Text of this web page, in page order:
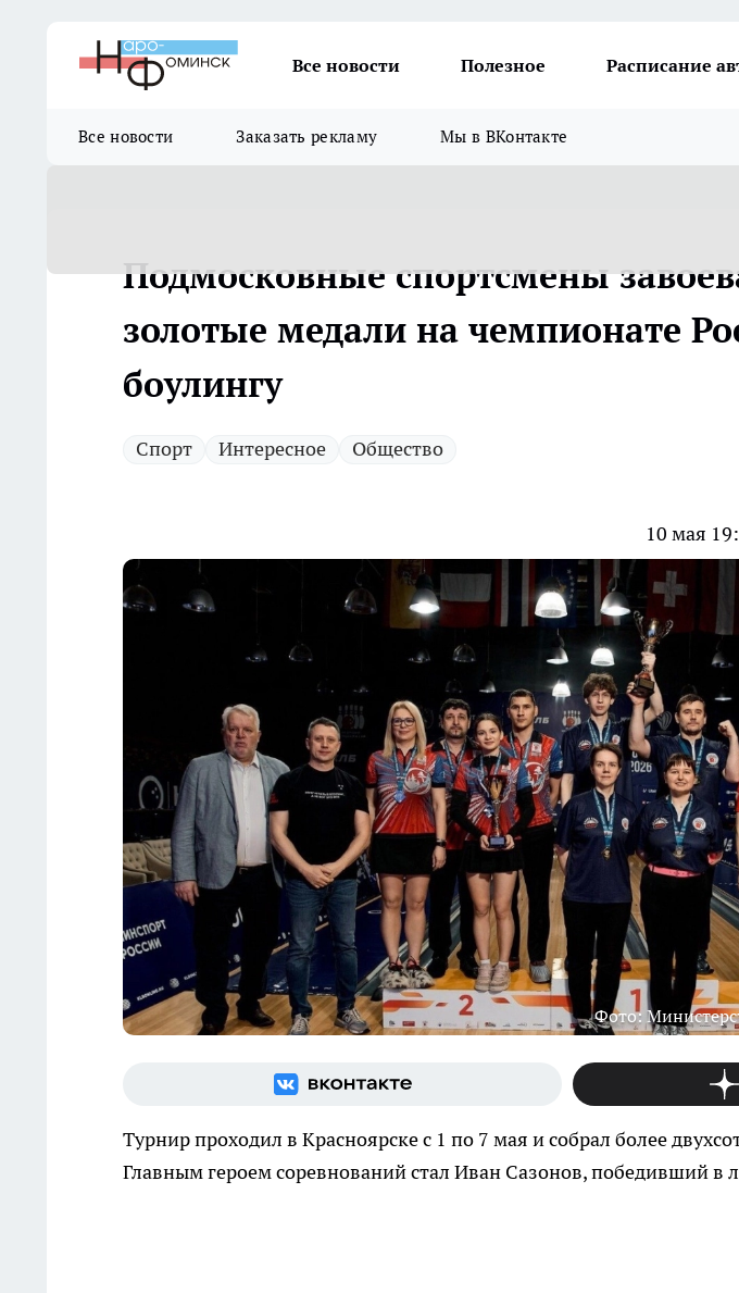
Все новости Полезное Расписание
Все новости Заказать рекламу Мы в ВКонтакте
Подмосковные спортсмены
золотые медали на чемпионате
боулингу
Спорт Интересное Общество
10 мая
Фото:
Турнир проходил в Красноярске с 1 по 7 мая и собрал более
Главным героем соревнований стал Иван Сазонов, победивший в